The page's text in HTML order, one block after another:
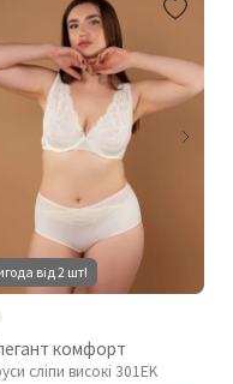
від 2 шт!
комфорт
сліпи високі 301EK